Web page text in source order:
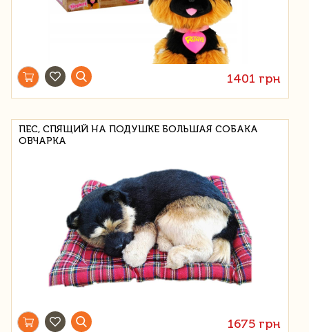
1401 грн
ПЕС, СПЯЩИЙ НА ПОДУШКЕ БОЛЬШАЯ СОБАКА
ОВЧАРКА
1675 грн